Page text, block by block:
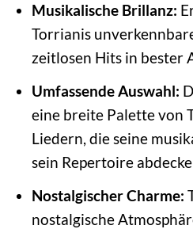
Musikalische Brillanz:
Torrianis
zeitlosen Hits in bester
Umfassende Auswahl:
eine breite Palette von
Liedern, die seine
sein Repertoire
Nostalgischer Charme:
nostalgische